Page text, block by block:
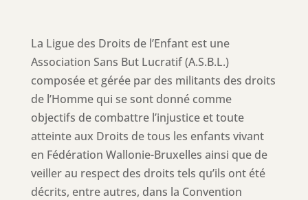
La Ligue des Droits de l’Enfant est une
Association Sans But Lucratif (A.S.B.L.)
composée et gérée par des militants des droits
de l’Homme qui se sont donné comme
objectifs de combattre l’injustice et toute
atteinte aux Droits de tous les enfants vivant
en Fédération Wallonie-Bruxelles ainsi que de
veiller au respect des droits tels qu’ils ont été
décrits, entre autres, dans la Convention